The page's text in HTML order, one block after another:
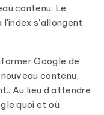
contenu. Le
s'allongent
Google de
contenu,
Au lieu d'attendre
quoi et où